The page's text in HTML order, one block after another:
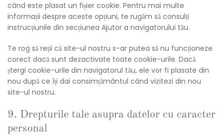
când este plasat un fișier cookie. Pentru mai multe
informații despre aceste opțiuni, te rugăm să consulți
instrucțiunile din secțiunea Ajutor a navigatorului tău.
Te rog să reții că site-ul nostru s-ar putea să nu funcționeze
corect dacă sunt dezactivate toate cookie-urile. Dacă
ștergi cookie-urile din navigatorul tău, ele vor fi plasate din
nou după ce îți dai consimțământul când vizitezi din nou
site-ul nostru.
9. Drepturile tale asupra datelor cu caracter
personal